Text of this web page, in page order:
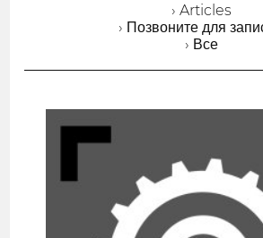
› Articles
› Позвоните для
› Все